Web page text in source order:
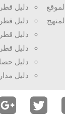
دليل
دليل
دليل
دليل
دليل
دليل